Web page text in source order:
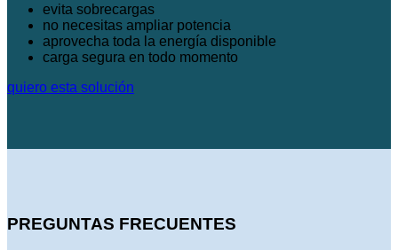
evita sobrecargas
no necesitas ampliar potencia
aprovecha toda la energía disponible
carga segura en todo momento
quiero esta solución
PREGUNTAS FRECUENTES